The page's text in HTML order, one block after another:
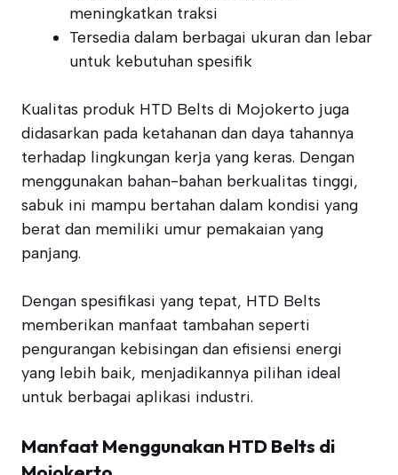
meningkatkan traksi
Tersedia dalam berbagai ukuran dan lebar
untuk kebutuhan spesifik
Kualitas produk HTD Belts di Mojokerto juga
didasarkan pada ketahanan dan daya tahannya
terhadap lingkungan kerja yang keras. Dengan
menggunakan bahan-bahan berkualitas tinggi,
sabuk ini mampu bertahan dalam kondisi yang
berat dan memiliki umur pemakaian yang
panjang.
Dengan spesifikasi yang tepat, HTD Belts
memberikan manfaat tambahan seperti
pengurangan kebisingan dan efisiensi energi
yang lebih baik, menjadikannya pilihan ideal
untuk berbagai aplikasi industri.
Manfaat Menggunakan HTD Belts di